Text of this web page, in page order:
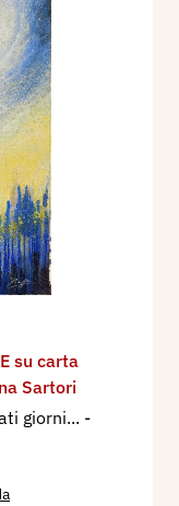
su carta
Sartori
giorni... -